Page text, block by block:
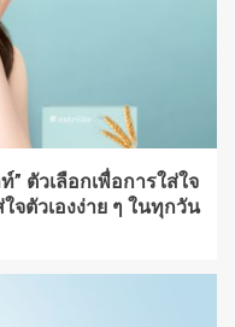
” ตัวเลือกเพื่อการใส่ใจ
ตัวเองง่าย ๆ ในทุกวัน